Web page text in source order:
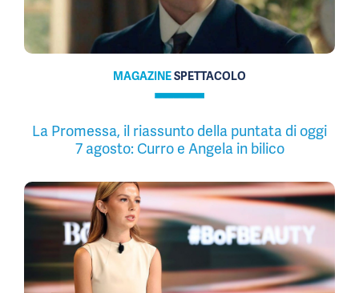
MAGAZINESPETTACOLO
La Promessa, il riassunto della puntata di oggi
7 agosto: Curro e Angela in bilico